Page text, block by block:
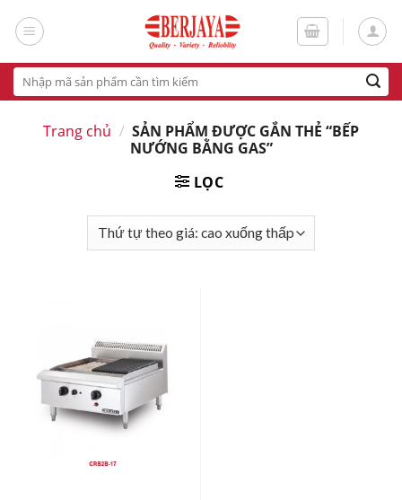
Tìm
kiếm:
Trang chủ / SẢN PHẨM ĐƯỢC GẮN THẺ “BẾP
NƯỚNG BẰNG GAS”
LỌC